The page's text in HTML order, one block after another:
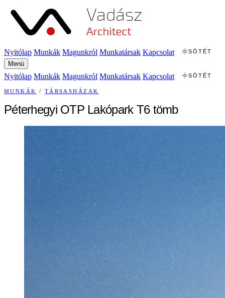
Nyitólap Munkák Magunkról Munkatársak Kapcsolat SÖTÉT
Menü
Nyitólap Munkák Magunkról Munkatársak Kapcsolat SÖTÉT
MUNKÁK / TÁRSASHÁZAK
Péterhegyi OTP Lakópark T6 tömb